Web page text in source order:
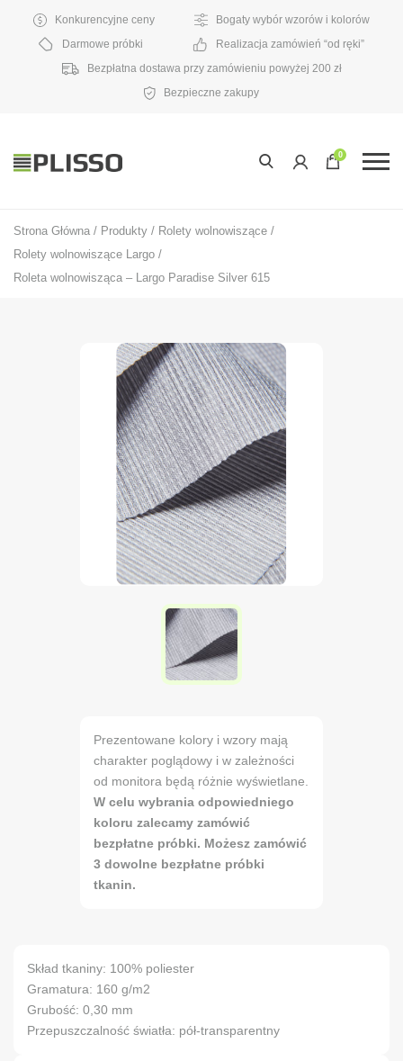
Konkurencyjne ceny
Bogaty wybór wzorów i kolorów
Darmowe próbki
Realizacja zamówień “od ręki”
Bezpłatna dostawa przy zamówieniu powyżej 200 zł
Bezpieczne zakupy
0
Strona Główna / Produkty / Rolety wolnowiszące /
Rolety wolnowiszące Largo /
Roleta wolnowisząca – Largo Paradise Silver 615
Prezentowane kolory i wzory mają
charakter poglądowy i w zależności
od monitora będą różnie wyświetlane.
W celu wybrania odpowiedniego
koloru zalecamy zamówić
bezpłatne próbki. Możesz zamówić
3 dowolne bezpłatne próbki
tkanin.
Skład tkaniny: 100% poliester
Gramatura: 160 g/m2
Grubość: 0,30 mm
Przepuszczalność światła: pół-transparentny